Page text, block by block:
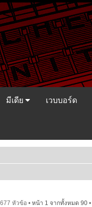
มีเดีย เวบบอร์ด
หัวข้อ • หน้า 1 จากทั้งหมด 90•